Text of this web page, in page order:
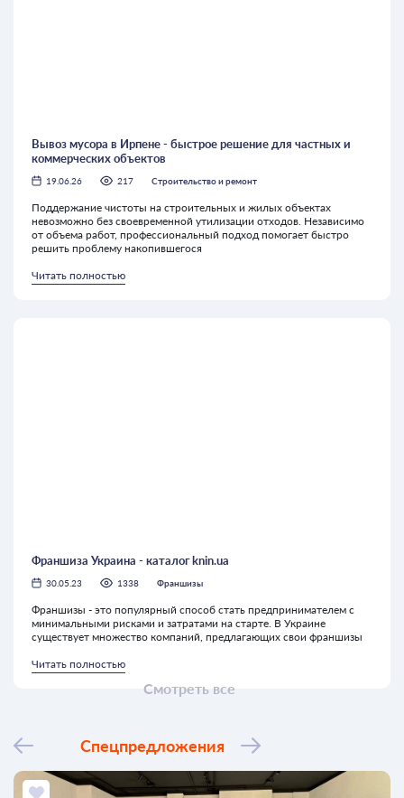
Смотреть все
Вывоз мусора в Ирпене - быстрое решение для частных и
коммерческих объектов
19.06.26 217 Строительство и ремонт
Поддержание чистоты на строительных и жилых объектах
невозможно без своевременной утилизации отходов. Независимо
от объема работ, профессиональный подход помогает быстро
решить проблему накопившегося
Читать полностью
Франшиза Украина - каталог knin.ua
30.05.23 1338 Франшизы
Франшизы - это популярный способ стать предпринимателем с
минимальными рисками и затратами на старте. В Украине
существует множество компаний, предлагающих свои франшизы
Читать полностью
Спецпредложения